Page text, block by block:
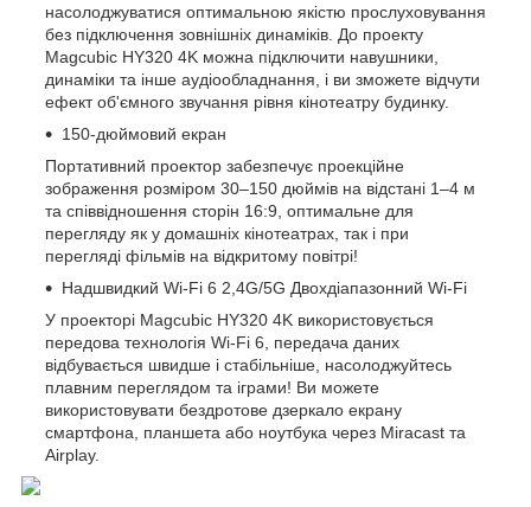
насолоджуватися оптимальною якістю прослуховування
без підключення зовнішніх динаміків. До проекту
Magcubic HY320 4K можна підключити навушники,
динаміки та інше аудіообладнання, і ви зможете відчути
ефект об'ємного звучання рівня кінотеатру будинку.
150-дюймовий екран
Портативний проектор забезпечує проекційне
зображення розміром 30–150 дюймів на відстані 1–4 м
та співвідношення сторін 16:9, оптимальне для
перегляду як у домашніх кінотеатрах, так і при
перегляді фільмів на відкритому повітрі!
Надшвидкий Wi-Fi 6 2,4G/5G Двохдіапазонний Wi-Fi
У проекторі Magcubic HY320 4K використовується
передова технологія Wi-Fi 6, передача даних
відбувається швидше і стабільніше, насолоджуйтесь
плавним переглядом та іграми! Ви можете
використовувати бездротове дзеркало екрану
смартфона, планшета або ноутбука через Miracast та
Airplay.